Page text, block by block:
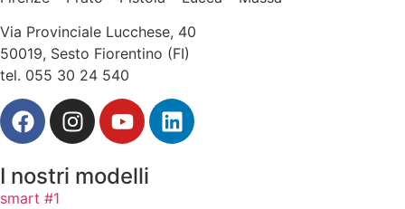
Via Provinciale Lucchese, 40
50019, Sesto Fiorentino (FI)
tel. 055 30 24 540
I nostri modelli
smart #1